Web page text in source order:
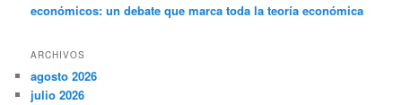
económicos: un debate que marca toda la teoría económica
ARCHIVOS
agosto 2026
julio 2026